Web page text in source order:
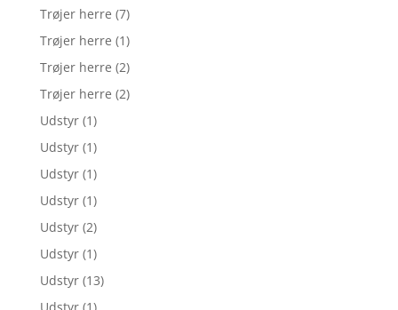
Trøjer herre (7)
Trøjer herre (1)
Trøjer herre (2)
Trøjer herre (2)
Udstyr (1)
Udstyr (1)
Udstyr (1)
Udstyr (1)
Udstyr (2)
Udstyr (1)
Udstyr (13)